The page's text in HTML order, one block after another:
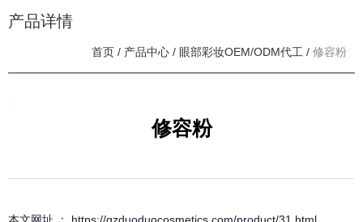
产品详情
首页 / 产品中心 / 眼部彩妆OEM/ODM代工 / 修容粉
修容粉